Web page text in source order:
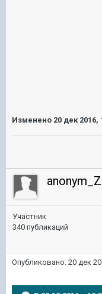
Изменено 20 дек 2016,
Участник
340 публикаций
Опубликовано: 20 дек